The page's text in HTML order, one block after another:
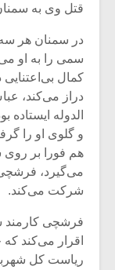
قتل وی به
در سمنان هر سه
سمی را به او
کمال
دراز می‌کند،
الدوله ایستاده
و گلوی او را
هم فورا بر
می‌گیرد،
شرکت‌ می‌کند.
فرشچی کارمند
اقرار می‌کند
ریاست کل